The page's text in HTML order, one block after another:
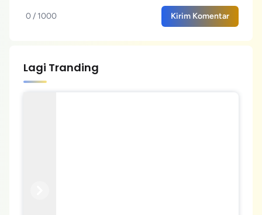
0 / 1000 Kirim Komentar
Lagi Tranding